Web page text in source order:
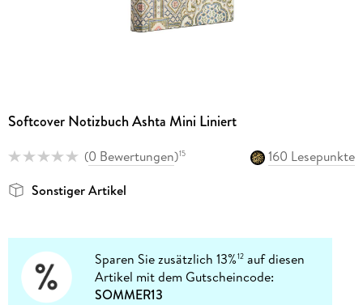
Softcover Notizbuch Ashta Mini Liniert
(0 Bewertungen)15
160 Lesepunkte
Sonstiger Artikel
Sparen Sie zusätzlich 13%12 auf diesen
Artikel mit dem Gutscheincode:
SOMMER13